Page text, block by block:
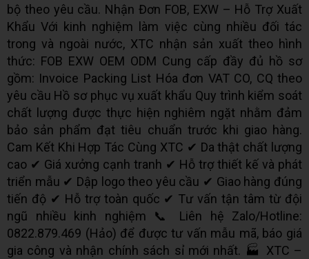
bộ theo yêu cầu. Nhận Đơn FOB, EXW – Hỗ Trợ Xuất
Khẩu Với kinh nghiệm làm việc cùng nhiều đối tác
trong và ngoài nước, XTC nhận sản xuất theo hình
thức: FOB EXW OEM ODM Cung cấp đầy đủ hồ sơ
gồm: Invoice Packing List Hóa đơn VAT CO, CQ theo
yêu cầu Hồ sơ phục vụ xuất khẩu Quy trình kiểm soát
chất lượng được thực hiện nghiêm ngặt nhằm đảm
bảo sản phẩm đạt tiêu chuẩn trước khi giao hàng.
Cam Kết Khi Hợp Tác Cùng XTC ✔ Da thật chất lượng
cao ✔ Giá xưởng cạnh tranh ✔ Hỗ trợ thiết kế và phát
triển mẫu ✔ Dập logo theo yêu cầu ✔ Giao hàng đúng
tiến độ ✔ Hỗ trợ toàn quốc ✔ Tư vấn tận tâm từ đội
ngũ nhiều kinh nghiệm 📞 Liên hệ Zalo/Hotline:
0822.879.469 (Hảo) để được tư vấn mẫu mã, báo giá
gia công và nhận chính sách sỉ mới nhất. 🏭 XTC –